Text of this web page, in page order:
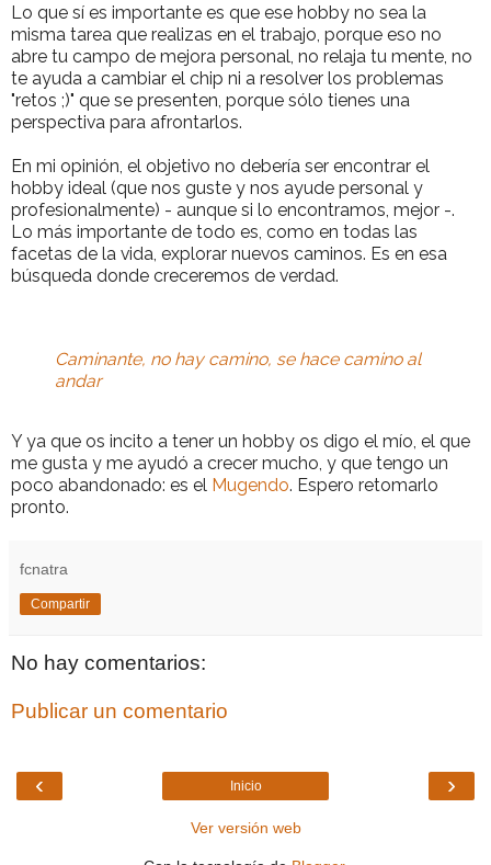
Lo que sí es importante es que ese hobby no sea la
misma tarea que realizas en el trabajo, porque eso no
abre tu campo de mejora personal, no relaja tu mente, no
te ayuda a cambiar el chip ni a resolver los problemas
"retos ;)" que se presenten, porque sólo tienes una
perspectiva para afrontarlos.
En mi opinión, el objetivo no debería ser encontrar el
hobby ideal (que nos guste y nos ayude personal y
profesionalmente) - aunque si lo encontramos, mejor -.
Lo más importante de todo es, como en todas las
facetas de la vida, explorar nuevos caminos. Es en esa
búsqueda donde creceremos de verdad.
Caminante, no hay camino, se hace camino al
andar
Y ya que os incito a tener un hobby os digo el mío, el que
me gusta y me ayudó a crecer mucho, y que tengo un
poco abandonado: es el Mugendo. Espero retomarlo
pronto.
fcnatra
Compartir
No hay comentarios:
Publicar un comentario
‹ ›
Inicio
Ver versión web